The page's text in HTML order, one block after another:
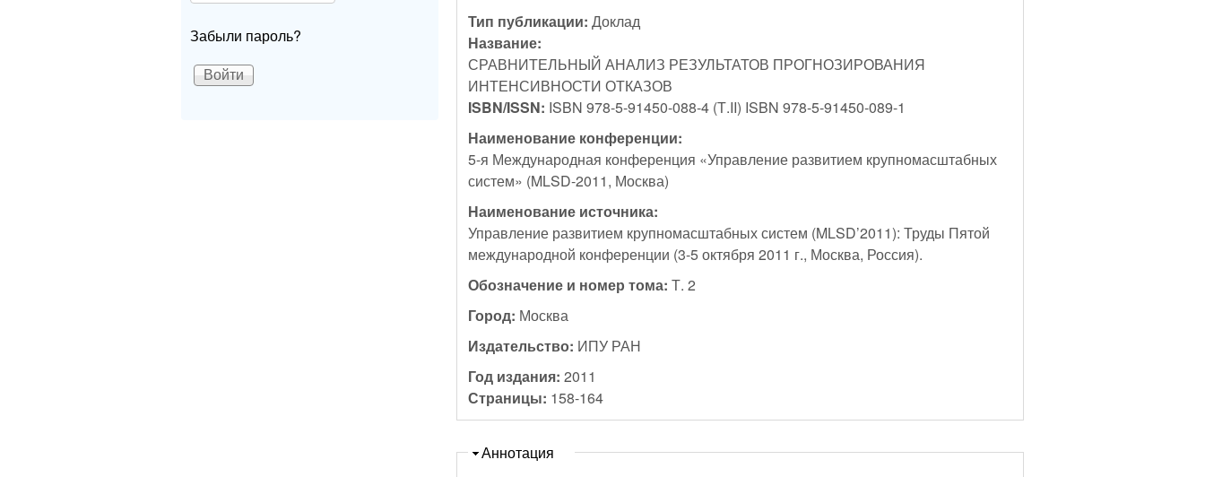
Тип публикации:Доклад
Название:
СРАВНИТЕЛЬНЫЙ АНАЛИЗ РЕЗУЛЬТАТОВ ПРОГНОЗИРОВАНИЯ
ИНТЕНСИВНОСТИ ОТКАЗОВ
ISBN/ISSN: ISBN 978-5-91450-088-4 (Т.II) ISBN 978-5-91450-089-1
Наименование конференции:
5-я Международная конференция «Управление развитием крупномасштабных
систем» (MLSD-2011, Москва)
Наименование источника:
Управление развитием крупномасштабных систем (MLSD’2011): Труды Пятой
международной конференции (3-5 октября 2011 г., Москва, Россия).
Обозначение и номер тома:Т. 2
Город: Москва
Издательство: ИПУ РАН
Год издания:2011
Страницы: 158-164
Скрыть
Аннотация
Забыли пароль?